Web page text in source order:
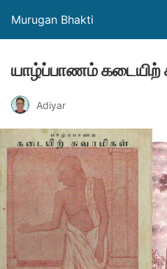
Murugan Bhakti
யாழ்ப்பாணம் கடையிற்
Adiyar